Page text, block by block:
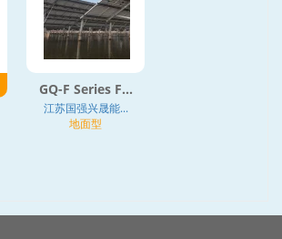
GQ-F Series F...
江苏国强兴晟能...
地面型